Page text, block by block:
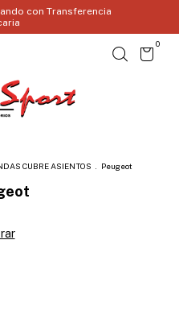
con Transferencia
0
CUBRE ASIENTOS Peugeot